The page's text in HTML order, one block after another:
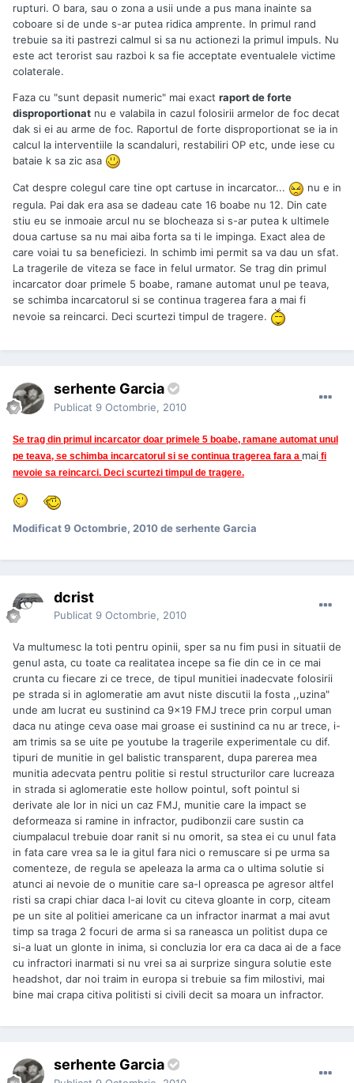
rupturi. O bara, sau o zona a usii unde a pus mana inainte sa
coboare si de unde s-ar putea ridica amprente. In primul rand
trebuie sa iti pastrezi calmul si sa nu actionezi la primul impuls. Nu
este act terorist sau razboi k sa fie acceptate eventualele victime
colaterale.
Faza cu "sunt depasit numeric" mai exact raport de forte
disproportionat nu e valabila in cazul folosirii armelor de foc decat
dak si ei au arme de foc. Raportul de forte disproportionat se ia in
calcul la interventiile la scandaluri, restabiliri OP etc, unde iese cu
bataie k sa zic asa
Cat despre colegul care tine opt cartuse in incarcator...
nu e in
regula. Pai dak era asa se dadeau cate 16 boabe nu 12. Din cate
stiu eu se inmoaie arcul nu se blocheaza si s-ar putea k ultimele
doua cartuse sa nu mai aiba forta sa ti le impinga. Exact alea de
care voiai tu sa beneficiezi. In schimb imi permit sa va dau un sfat.
La tragerile de viteza se face in felul urmator. Se trag din primul
incarcator doar primele 5 boabe, ramane automat unul pe teava,
se schimba incarcatorul si se continua tragerea fara a mai fi
nevoie sa reincarci. Deci scurtezi timpul de tragere.
serhente Garcia
Publicat 9 Octombrie, 2010
Se trag din primul incarcator doar primele 5 boabe, ramane automat unul
pe teava, se schimba incarcatorul si se continua tragerea fara a mai fi
nevoie sa reincarci. Deci scurtezi timpul de tragere.
Modificat9 Octombrie, 2010de serhente Garcia
dcrist
Publicat 9 Octombrie, 2010
Va multumesc la toti pentru opinii, sper sa nu fim pusi in situatii de
genul asta, cu toate ca realitatea incepe sa fie din ce in ce mai
crunta cu fiecare zi ce trece, de tipul munitiei inadecvate folosirii
pe strada si in aglomeratie am avut niste discutii la fosta ,,uzina"
unde am lucrat eu sustinind ca 9x19 FMJ trece prin corpul uman
daca nu atinge ceva oase mai groase ei sustinind ca nu ar trece, i-
am trimis sa se uite pe youtube la tragerile experimentale cu dif.
tipuri de munitie in gel balistic transparent, dupa parerea mea
munitia adecvata pentru politie si restul structurilor care lucreaza
in strada si aglomeratie este hollow pointul, soft pointul si
derivate ale lor in nici un caz FMJ, munitie care la impact se
deformeaza si ramine in infractor, pudibonzii care sustin ca
ciumpalacul trebuie doar ranit si nu omorit, sa stea ei cu unul fata
in fata care vrea sa le ia gitul fara nici o remuscare si pe urma sa
comenteze, de regula se apeleaza la arma ca o ultima solutie si
atunci ai nevoie de o munitie care sa-l opreasca pe agresor altfel
risti sa crapi chiar daca l-ai lovit cu citeva gloante in corp, citeam
pe un site al politiei americane ca un infractor inarmat a mai avut
timp sa traga 2 focuri de arma si sa raneasca un politist dupa ce
si-a luat un glonte in inima, si concluzia lor era ca daca ai de a face
cu infractori inarmati si nu vrei sa ai surprize singura solutie este
headshot, dar noi traim in europa si trebuie sa fim milostivi, mai
bine mai crapa citiva politisti si civili decit sa moara un infractor.
serhente Garcia